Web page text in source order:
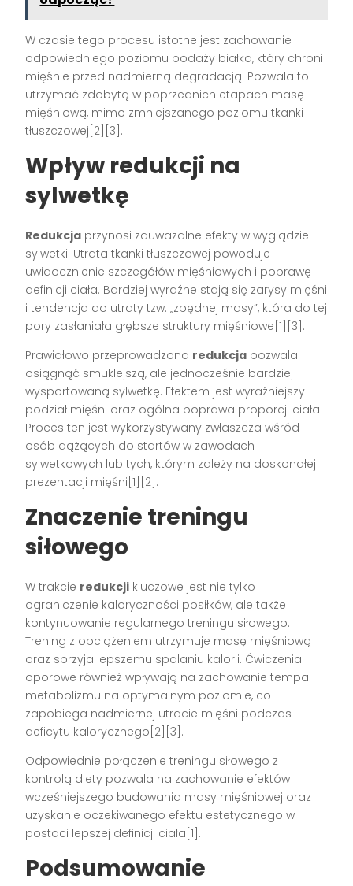
W czasie tego procesu istotne jest zachowanie
odpowiedniego poziomu podaży białka, który chroni
mięśnie przed nadmierną degradacją. Pozwala to
utrzymać zdobytą w poprzednich etapach masę
mięśniową, mimo zmniejszanego poziomu tkanki
tłuszczowej[2][3].
Wpływ redukcji na
sylwetkę
Redukcja przynosi zauważalne efekty w wyglądzie
sylwetki. Utrata tkanki tłuszczowej powoduje
uwidocznienie szczegółów mięśniowych i poprawę
definicji ciała. Bardziej wyraźne stają się zarysy mięśni
i tendencja do utraty tzw. „zbędnej masy”, która do tej
pory zasłaniała głębsze struktury mięśniowe[1][3].
Prawidłowo przeprowadzona redukcja pozwala
osiągnąć smuklejszą, ale jednocześnie bardziej
wysportowaną sylwetkę. Efektem jest wyraźniejszy
podział mięśni oraz ogólna poprawa proporcji ciała.
Proces ten jest wykorzystywany zwłaszcza wśród
osób dążących do startów w zawodach
sylwetkowych lub tych, którym zależy na doskonałej
prezentacji mięśni[1][2].
Znaczenie treningu
siłowego
W trakcie redukcji kluczowe jest nie tylko
ograniczenie kaloryczności posiłków, ale także
kontynuowanie regularnego treningu siłowego.
Trening z obciążeniem utrzymuje masę mięśniową
oraz sprzyja lepszemu spalaniu kalorii. Ćwiczenia
oporowe również wpływają na zachowanie tempa
metabolizmu na optymalnym poziomie, co
zapobiega nadmiernej utracie mięśni podczas
deficytu kalorycznego[2][3].
Odpowiednie połączenie treningu siłowego z
kontrolą diety pozwala na zachowanie efektów
wcześniejszego budowania masy mięśniowej oraz
uzyskanie oczekiwanego efektu estetycznego w
postaci lepszej definicji ciała[1].
Podsumowanie